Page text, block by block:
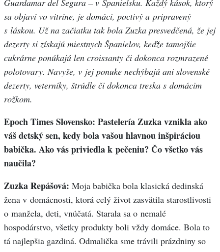
Guardamar del Segura – v Španielsku. Každý kúsok, ktorý
sa objaví vo vitríne, je domáci, poctivý a pripravený
s láskou. Už na začiatku tak bola Zuzka presvedčená, že jej
dezerty si získajú miestnych Španielov, keďže tamojšie
cukrárne ponúkajú len croissanty či dokonca rozmrazené
polotovary. Navyše, v jej ponuke nechýbajú ani slovenské
dezerty, veterníky, štrúdle či dokonca treska s domácim
rožkom.
Epoch Times Slovensko: Pastelería Zuzka vznikla ako
váš detský sen, kedy bola vašou hlavnou inšpiráciou
babička. Ako vás priviedla k pečeniu? Čo všetko vás
naučila?
Zuzka Repášová: Moja babička bola klasická dedinská
žena v domácnosti, ktorá celý život zasvätila starostlivosti
o manžela, deti, vnúčatá. Starala sa o nemalé
hospodárstvo, všetky produkty boli vždy domáce. Bola to
tá najlepšia gazdiná. Odmalička sme trávili prázdniny so